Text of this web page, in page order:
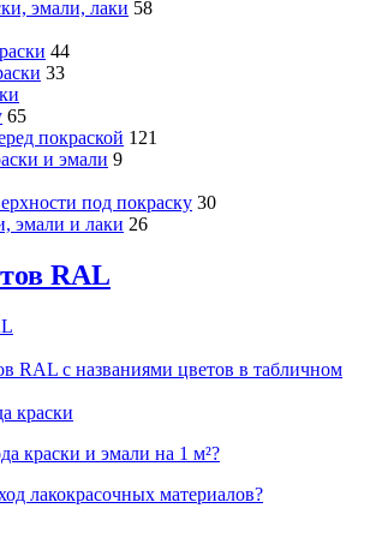
эмали, лаки 58
44
33
65
покраской 121
и эмали 9
под покраску 30
эмали и лаки 26
RAL
RAL с названиями цветов в табличном
краски
краски и эмали на 1 м²?
лакокрасочных материалов?